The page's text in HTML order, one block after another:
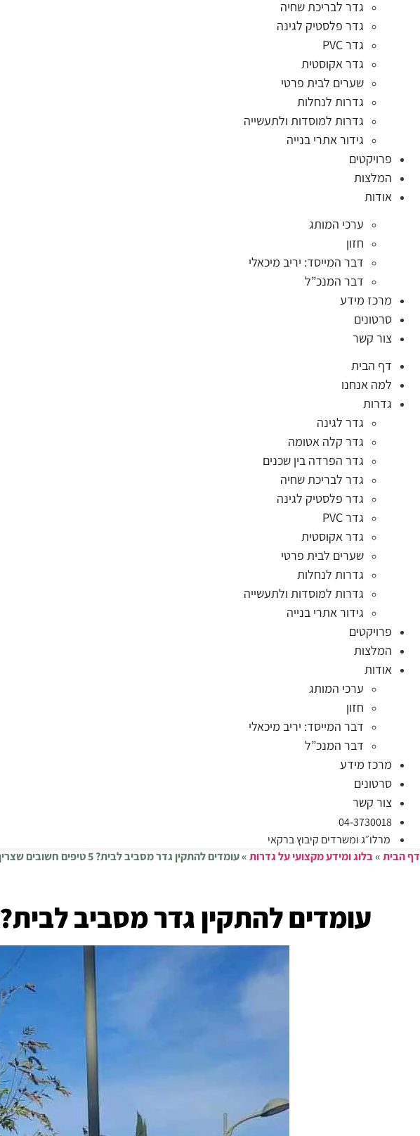
גדר לבריכת שחיה
גדר פלסטיק לגינה
גדר PVC
גדר אקוסטית
שערים לבית פרטי
גדרות לנחלות
גדרות למוסדות ולתעשייה
גידור אתרי בנייה
פרויקטים
המלצות
אודות
ערכי המותג
חזון
דבר המייסד: יריב מיכאלי
דבר המנכ”ל
מרכז מידע
סרטונים
צור קשר
דף הבית
למה אנחנו
גדרות
גדר לגינה
גדר קלה אטומה
גדר הפרדה בין שכנים
גדר לבריכת שחיה
גדר פלסטיק לגינה
גדר PVC
גדר אקוסטית
שערים לבית פרטי
גדרות לנחלות
גדרות למוסדות ולתעשייה
גידור אתרי בנייה
פרויקטים
המלצות
אודות
ערכי המותג
חזון
דבר המייסד: יריב מיכאלי
דבר המנכ”ל
מרכז מידע
סרטונים
צור קשר
04-3730018
מרלו״ג ומשרדים קיבוץ ברקאי
דף הבית»בלוג ומידע מקצועי על גדרות»עומדים להתקין גדר מסביב לבית? 5 טיפים חשובים שצריך לדעת
עומדים להתקין גדר מסביב לבית? 5 טיפים חשובים שצריך לדעת